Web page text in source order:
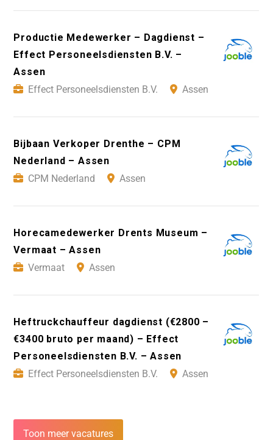
Productie Medewerker – Dagdienst –
Effect Personeelsdiensten B.V. –
Assen
Effect Personeelsdiensten B.V.
Assen
Bijbaan Verkoper Drenthe – CPM
Nederland – Assen
CPM Nederland
Assen
Horecamedewerker Drents Museum –
Vermaat – Assen
Vermaat
Assen
Heftruckchauffeur dagdienst (€2800 –
€3400 bruto per maand) – Effect
Personeelsdiensten B.V. – Assen
Effect Personeelsdiensten B.V.
Assen
Toon meer vacatures